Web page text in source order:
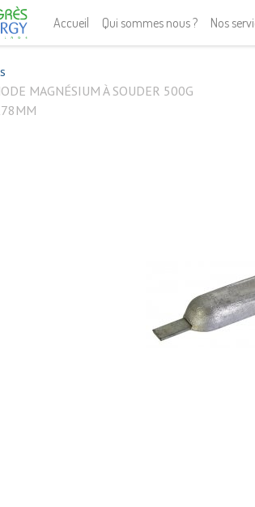
Accueil Qui sommes nous ? Nos
MAGNÉSIUM À SOUDER 500G